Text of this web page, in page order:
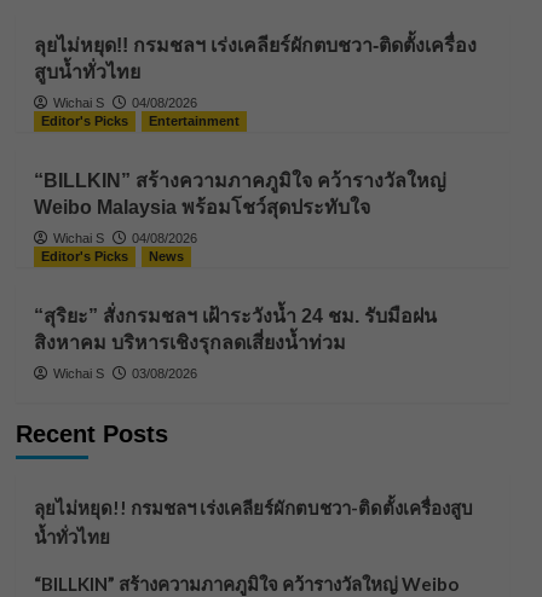
ลุยไม่หยุด!! กรมชลฯ เร่งเคลียร์ผักตบชวา-ติดตั้งเครื่อง
สูบน้ำทั่วไทย
Wichai S
04/08/2026
Editor's Picks
Entertainment
“BILLKIN” สร้างความภาคภูมิใจ คว้ารางวัลใหญ่
Weibo Malaysia พร้อมโชว์สุดประทับใจ
Wichai S
04/08/2026
Editor's Picks
News
“สุริยะ” สั่งกรมชลฯ เฝ้าระวังน้ำ 24 ชม. รับมือฝน
สิงหาคม บริหารเชิงรุกลดเสี่ยงน้ำท่วม
Wichai S 03/08/2026
Recent Posts
ลุยไม่หยุด!! กรมชลฯ เร่งเคลียร์ผักตบชวา-ติดตั้งเครื่องสูบ
น้ำทั่วไทย
“BILLKIN” สร้างความภาคภูมิใจ คว้ารางวัลใหญ่ Weibo